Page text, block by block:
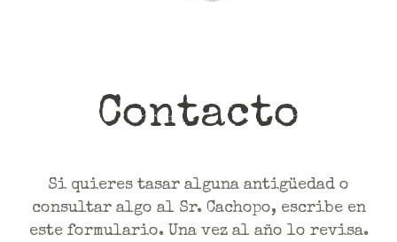
Contacto
Si quieres tasar alguna antigüedad o
consultar algo al Sr. Cachopo, escribe en
este formulario. Una vez al año lo revisa.